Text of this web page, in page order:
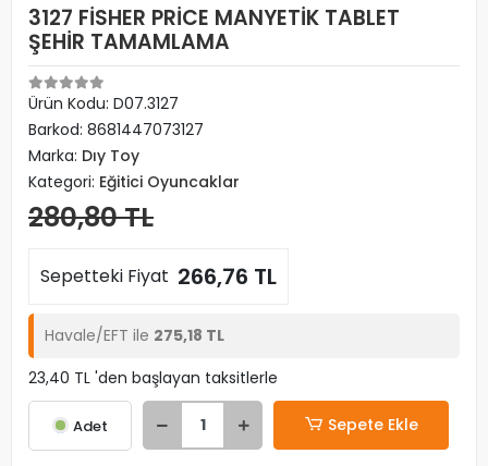
3127 FİSHER PRİCE MANYETİK TABLET
ŞEHİR TAMAMLAMA
Ürün Kodu: D07.3127
Barkod: 8681447073127
Marka: Dıy Toy
Kategori: Eğitici Oyuncaklar
280,80 TL
Sepetteki Fiyat 266,76 TL
Havale/EFT ile 275,18 TL
23,40 TL 'den başlayan taksitlerle
Adet Sepete Ekle